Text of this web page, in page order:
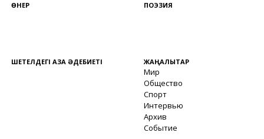
ӨНЕР ПОЭЗИЯ
ШЕТЕЛДЕГІ ҚАЗАҚ ӘДЕБИЕТІ ЖАҢАЛЫҚТАР
Мир
Общество
Спорт
Интервью
Архив
Событие